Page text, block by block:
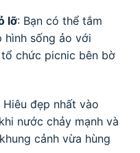
lỡ: Bạn có thể tắm
hình sống ảo với
chức picnic bên bờ
Hiêu đẹp nhất vào
nước chảy mạnh và
cảnh vừa hùng